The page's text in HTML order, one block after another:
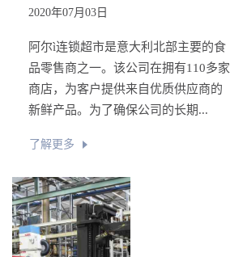
2020年07月03日
阿尔ì连锁超市是意大利北部主要的食
品零售商之一。该公司在拥有110多家
商店，为客户提供来自优质供应商的
新鲜产品。为了确保公司的长期...
了解更多